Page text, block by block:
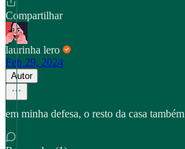
Compartilhar
laurinha lero
Feb 29, 2024
Autor
em minha defesa, o resto da casa